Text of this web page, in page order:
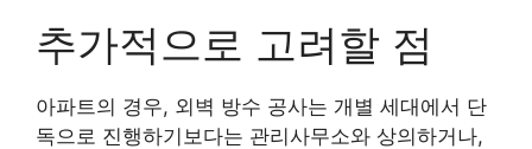
추가적으로 고려할 점
아파트의 경우, 외벽 방수 공사는 개별 세대에서 단
독으로 진행하기보다는 관리사무소와 상의하거나,